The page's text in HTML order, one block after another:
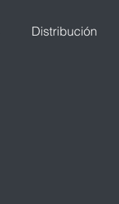
Distribución